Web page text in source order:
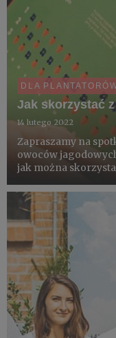
DLA
Jak skorzystać
14 lutego 2022
Zapraszamy na
owoców
jak można
wzbogacą sposób
gatunków. Dlatego